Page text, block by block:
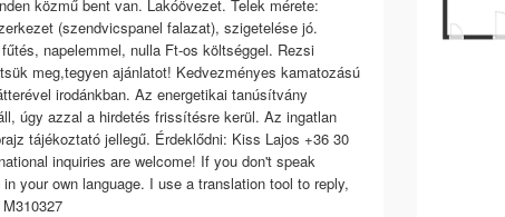
közmű bent van. Lakóövezet. Telek mérete:
(szendvicspanel falazat), szigetelése jó.
napelemmel, nulla Ft-os költséggel. Rezsi
meg,tegyen ajánlatot! Kedvezményes kamatozású
irodánkban. Az energetikai tanúsítvány
úgy azzal a hirdetés frissítésre kerül. Az ingatlan
tájékoztató jellegű. Érdeklődni: Kiss Lajos +36 30
inquiries are welcome! If you don't speak
your own language. I use a translation tool to reply,